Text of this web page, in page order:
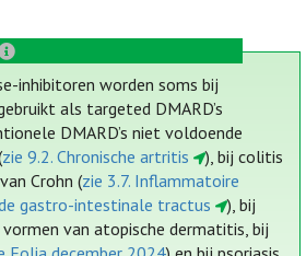
inhibitoren worden soms bij
als targeted DMARD’s
DMARD’s niet voldoende
zie 9.2. Chronische artritis
), bij colitis
Crohn (zie 3.7. Inflammatoire
gastro-intestinale tractus
), bij
van atopische dermatitis, bij